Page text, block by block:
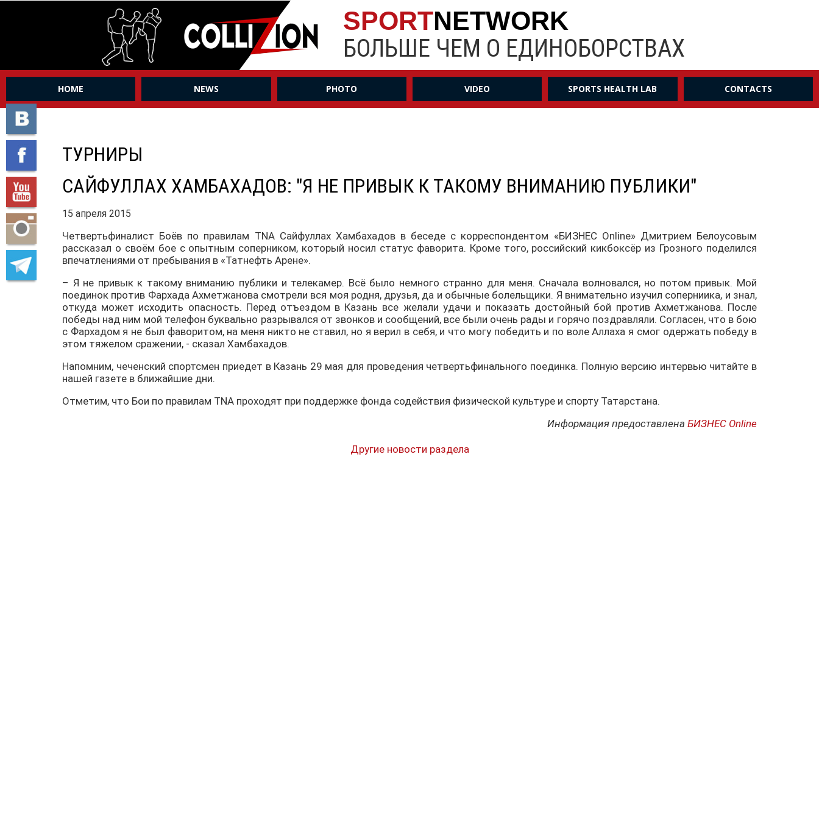
SPORTNETWORK
БОЛЬШЕ ЧЕМ О ЕДИНОБОРСТВАХ
HOME NEWS PHOTO VIDEO SPORTS HEALTH LAB CONTACTS
ТУРНИРЫ
САЙФУЛЛАХ ХАМБАХАДОВ: "Я НЕ ПРИВЫК К ТАКОМУ ВНИМАНИЮ ПУБЛИКИ"
15 апреля 2015
Четвертьфиналист Боёв по правилам TNA Сайфуллах Хамбахадов в беседе с корреспондентом «БИЗНЕС Online» Дмитрием Белоусовым
рассказал о своём бое с опытным соперником, который носил статус фаворита. Кроме того, российский кикбоксёр из Грозного поделился
впечатлениями от пребывания в «Татнефть Арене».
– Я не привык к такому вниманию публики и телекамер. Всё было немного странно для меня. Сначала волновался, но потом привык. Мой
поединок против Фархада Ахметжанова смотрели вся моя родня, друзья, да и обычные болельщики. Я внимательно изучил соперниика, и знал,
откуда может исходить опасность. Перед отъездом в Казань все желали удачи и показать достойный бой против Ахметжанова. После
победы над ним мой телефон буквально разрывался от звонков и сообщений, все были очень рады и горячо поздравляли. Согласен, что в бою
с Фархадом я не был фаворитом, на меня никто не ставил, но я верил в себя, и что могу победить и по воле Аллаха я смог одержать победу в
этом тяжелом сражении, - сказал Хамбахадов.
Напомним, чеченский спортсмен приедет в Казань 29 мая для проведения четвертьфинального поединка. Полную версию интервью читайте в
нашей газете в ближайшие дни.
Отметим, что Бои по правилам TNA проходят при поддержке фонда содействия физической культуре и спорту Татарстана.
Информация предоставлена БИЗНЕС Online
Другие новости раздела